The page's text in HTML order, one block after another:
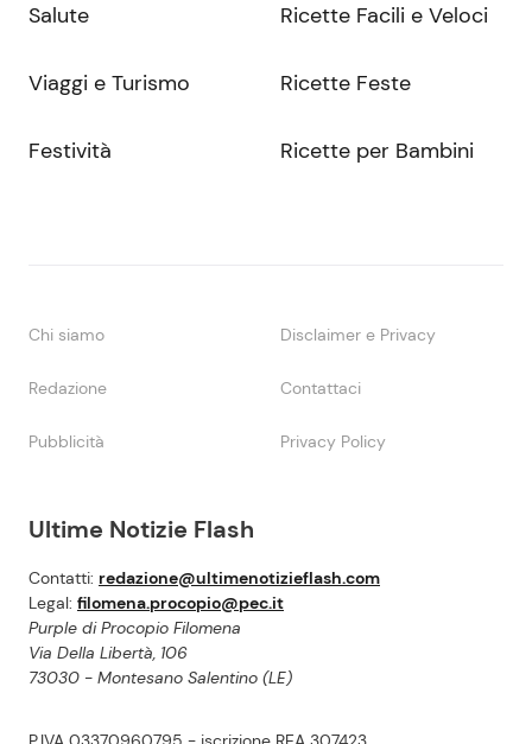
Ultime Notizie Flash
Contatti: redazione@ultimenotizieflash.com
Legal: filomena.procopio@pec.it
Purple di Procopio Filomena
Via Della Libertà, 106
73030 - Montesano Salentino (LE)
Salute
Viaggi e Turismo
Festività
Ricette Facili e Veloci
Ricette Feste
Ricette per Bambini
Chi siamo Disclaimer e Privacy
Redazione Contattaci
Pubblicità Privacy Policy